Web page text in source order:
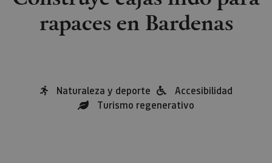
rapaces en Bardenas
Naturaleza y deporte
Accesibilidad
Turismo regenerativo